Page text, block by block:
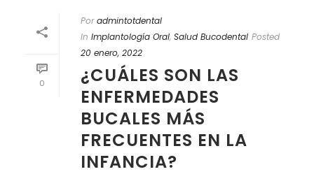
0
Por admintotdental
In Implantología Oral, Salud Bucodental Posted
20 enero, 2022
¿CUÁLES SON LAS
ENFERMEDADES
BUCALES MÁS
FRECUENTES EN LA
INFANCIA?